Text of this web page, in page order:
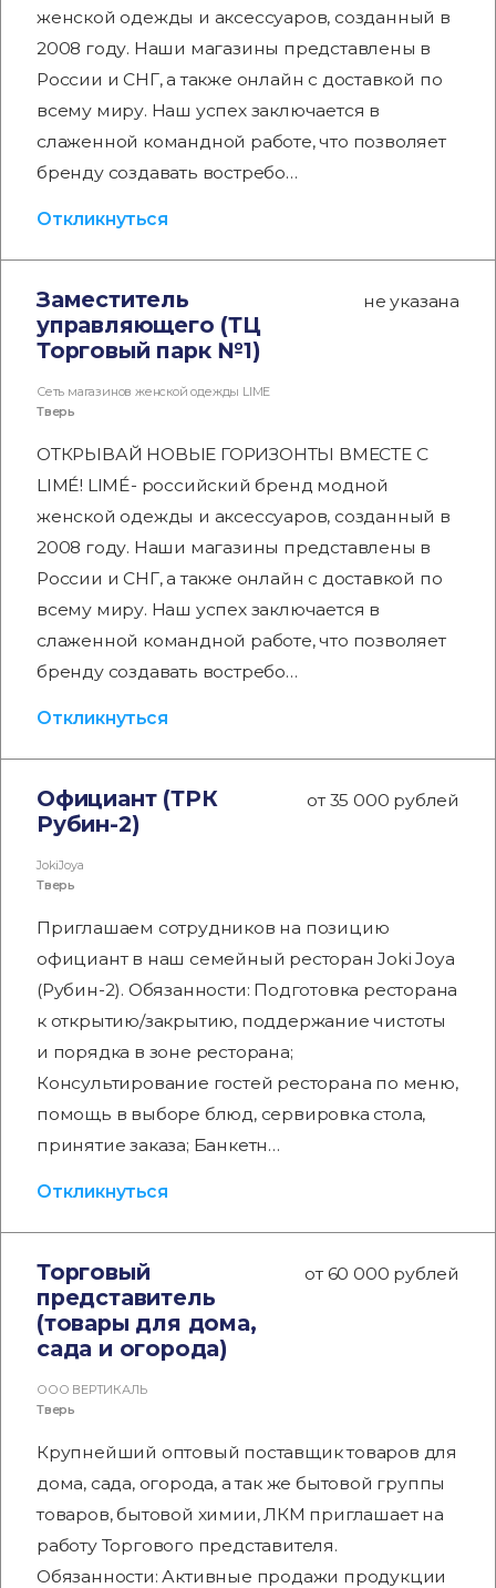
женской одежды и аксессуаров, созданный в
2008 году. Наши магазины представлены в
России и СНГ, а также онлайн с доставкой по
всему миру. Наш успех заключается в
слаженной командной работе, что позволяет
бренду создавать востребо…
Откликнуться
Заместитель
управляющего (ТЦ
Торговый парк №1)
не указана
Сеть магазинов женской одежды LIME
Тверь
ОТКРЫВАЙ НОВЫЕ ГОРИЗОНТЫ ВМЕСТЕ С
LIMÉ! LIMÉ- российский бренд модной
женской одежды и аксессуаров, созданный в
2008 году. Наши магазины представлены в
России и СНГ, а также онлайн с доставкой по
всему миру. Наш успех заключается в
слаженной командной работе, что позволяет
бренду создавать востребо…
Откликнуться
Официант (ТРК
Рубин-2)
от 35 000 рублей
JokiJoya
Тверь
Приглашаем сотрудников на позицию
официант в наш семейный ресторан Joki Joya
(Рубин-2). Обязанности: Подготовка ресторана
к открытию/закрытию, поддержание чистоты
и порядка в зоне ресторана;
Консультирование гостей ресторана по меню,
помощь в выборе блюд, сервировка стола,
принятие заказа; Банкетн…
Откликнуться
Торговый
представитель
(товары для дома,
сада и огорода)
от 60 000 рублей
ООО ВЕРТИКАЛЬ
Тверь
Крупнейший оптовый поставщик товаров для
дома, сада, огорода, а так же бытовой группы
товаров, бытовой химии, ЛКМ приглашает на
работу Торгового представителя.
Обязанности: Активные продажи продукции